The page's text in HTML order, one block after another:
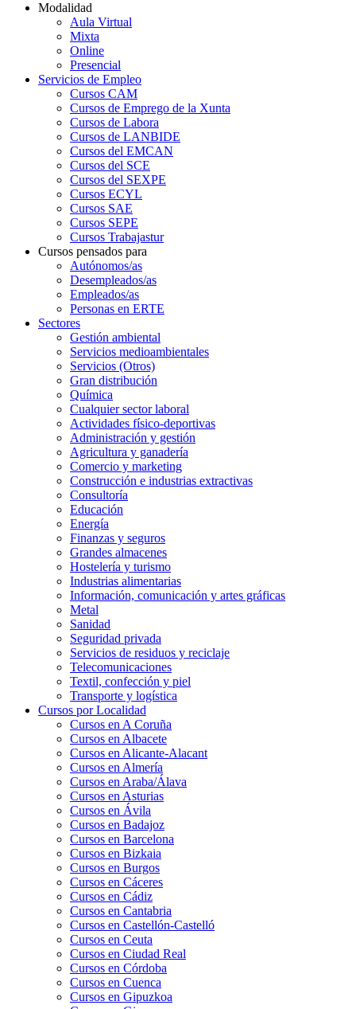
Modalidad
Aula Virtual
Mixta
Online
Presencial
Servicios de Empleo
Cursos CAM
Cursos de Emprego de la Xunta
Cursos de Labora
Cursos de LANBIDE
Cursos del EMCAN
Cursos del SCE
Cursos del SEXPE
Cursos ECYL
Cursos SAE
Cursos SEPE
Cursos Trabajastur
Cursos pensados para
Autónomos/as
Desempleados/as
Empleados/as
Personas en ERTE
Sectores
Gestión ambiental
Servicios medioambientales
Servicios (Otros)
Gran distribución
Química
Cualquier sector laboral
Actividades físico-deportivas
Administración y gestión
Agricultura y ganadería
Comercio y marketing
Construcción e industrias extractivas
Consultoría
Educación
Energía
Finanzas y seguros
Grandes almacenes
Hostelería y turismo
Industrias alimentarias
Información, comunicación y artes gráficas
Metal
Sanidad
Seguridad privada
Servicios de residuos y reciclaje
Telecomunicaciones
Textil, confección y piel
Transporte y logística
Cursos por Localidad
Cursos en A Coruña
Cursos en Albacete
Cursos en Alicante-Alacant
Cursos en Almería
Cursos en Araba/Álava
Cursos en Asturias
Cursos en Ávila
Cursos en Badajoz
Cursos en Barcelona
Cursos en Bizkaia
Cursos en Burgos
Cursos en Cáceres
Cursos en Cádiz
Cursos en Cantabria
Cursos en Castellón-Castelló
Cursos en Ceuta
Cursos en Ciudad Real
Cursos en Córdoba
Cursos en Cuenca
Cursos en Gipuzkoa